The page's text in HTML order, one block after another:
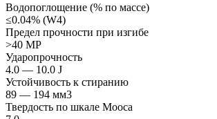
Водопоглощение (% по массе)
≤0.04% (W4)
Предел прочности при изгибе
>40 MP
Ударопрочность
4.0 — 10.0 J
Устойчивость к стиранию
89 — 194 мм3
Твердость по шкале Мооса